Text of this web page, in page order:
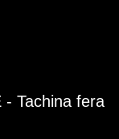
- Tachina fera